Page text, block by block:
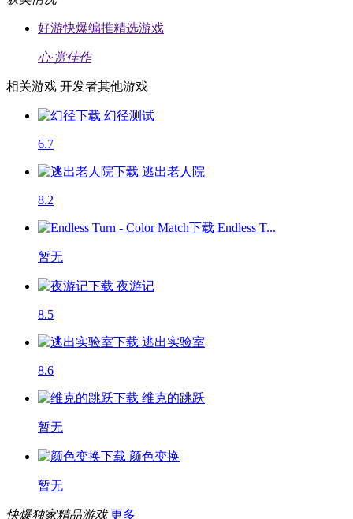
好游快爆编推精选游戏
心·赏佳作
相关游戏 开发者其他游戏
幻径测试
6.7
逃出老人院
8.2
Endless T...
暂无
夜游记
8.5
逃出实验室
8.6
维克的跳跃
暂无
颜色变换
暂无
快爆独家精品游戏 更多